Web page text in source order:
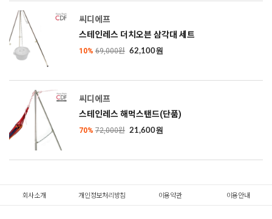
씨디에프
스테인레스 더치오븐 삼각대 세트
10% 69,000원 62,100원
씨디에프
스테인레스 해먹스탠드(단품)
70% 72,000원 21,600원
회사소개 개인정보처리방침 이용약관 이용안내